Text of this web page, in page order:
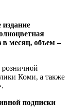
в месяц, объем –
розничной
Коми, а также
подписки